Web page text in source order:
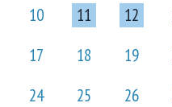
10
11 12
17
18 19
24
25 26